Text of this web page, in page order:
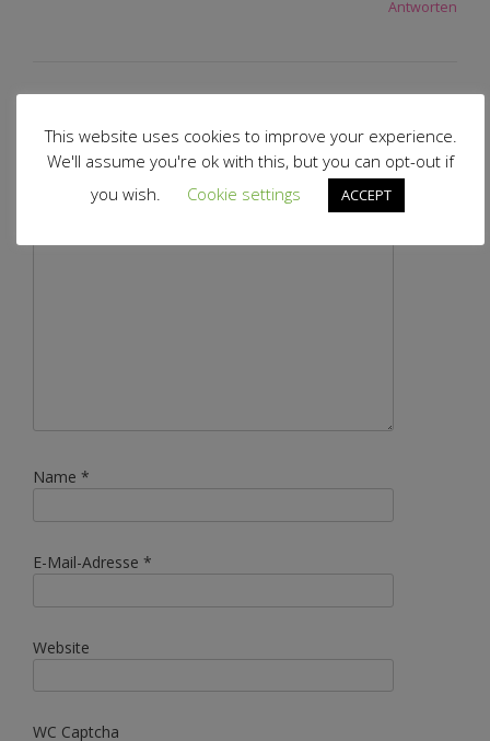
Antworten
Deine E-Mail-Adresse wird nicht veröffentlicht.
Erforderliche
Felder sind mit* markiert
Name *
E-Mail-Adresse *
Website
WC Captcha
This website uses cookies to improve your experience.
We'll assume you're ok with this, but you can opt-out if
you wish.
Cookie settings ACCEPT